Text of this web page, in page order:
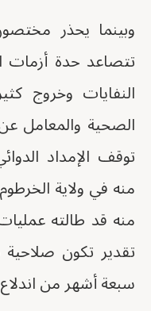
وبينما يحذر
تتصاعد حدة أزمات
النفايات وخروج
الصحية والمعامل
توقف الإمداد
منه في ولاية
منه قد طالته
تقدير تكون
سبعة أشهر من